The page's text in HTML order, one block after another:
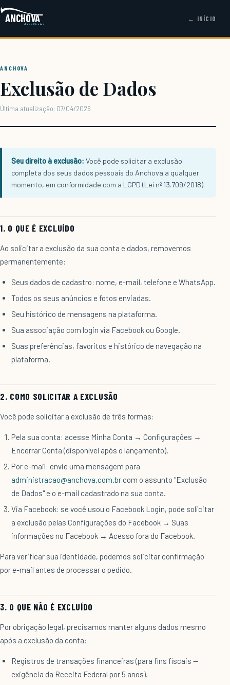
ANCHOVA
classificados
← INÍCIO
ANCHOVA
Exclusão de Dados
Última atualização: 07/04/2026
Seu direito à exclusão: Você pode solicitar a exclusão
completa dos seus dados pessoais do Anchova a qualquer
momento, em conformidade com a LGPD (Lei nº 13.709/2018).
1. O QUE É EXCLUÍDO
Ao solicitar a exclusão da sua conta e dados, removemos
permanentemente:
Seus dados de cadastro: nome, e-mail, telefone e WhatsApp.
Todos os seus anúncios e fotos enviadas.
Seu histórico de mensagens na plataforma.
Sua associação com login via Facebook ou Google.
Suas preferências, favoritos e histórico de navegação na
plataforma.
2. COMO SOLICITAR A EXCLUSÃO
Você pode solicitar a exclusão de três formas:
Pela sua conta: acesse Minha Conta → Configurações →
Encerrar Conta (disponível após o lançamento).
Por e-mail: envie uma mensagem para
administracao@anchova.com.br com o assunto "Exclusão
de Dados" e o e-mail cadastrado na sua conta.
Via Facebook: se você usou o Facebook Login, pode solicitar
a exclusão pelas Configurações do Facebook → Suas
informações no Facebook → Acesso fora do Facebook.
Para verificar sua identidade, podemos solicitar confirmação
por e-mail antes de processar o pedido.
3. O QUE NÃO É EXCLUÍDO
Por obrigação legal, precisamos manter alguns dados mesmo
após a exclusão da conta:
Registros de transações financeiras (para fins fiscais —
exigência da Receita Federal por 5 anos).